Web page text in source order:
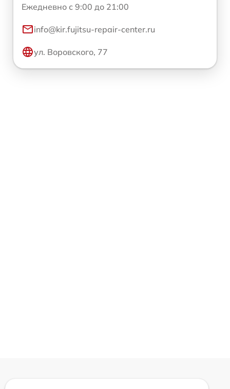
Ежедневно с 9:00 до 21:00
info@kir.fujitsu-repair-center.ru
ул. Воровского, 77